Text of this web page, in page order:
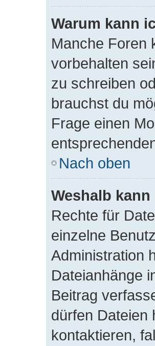
Warum kann
Manche Foren
vorbehalten
zu schreiben
brauchst du
Frage einen
Nach oben
Weshalb
Rechte für
einzelne
Administration
Dateianhänge
Beitrag
dürfen Dateien
kontaktieren,